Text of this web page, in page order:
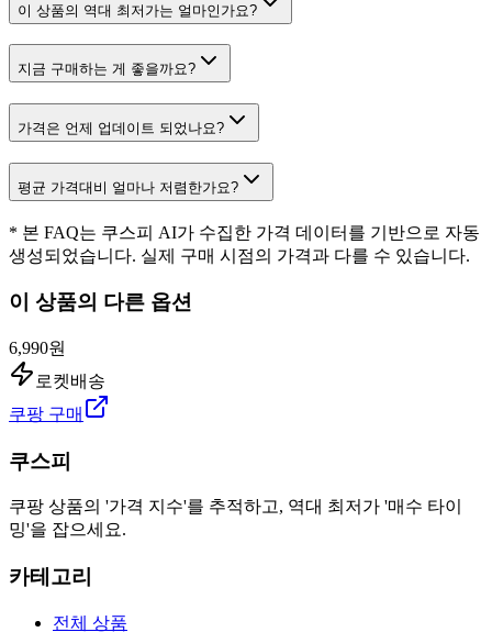
이 상품의 역대 최저가는 얼마인가요?
지금 구매하는 게 좋을까요?
가격은 언제 업데이트 되었나요?
평균 가격대비 얼마나 저렴한가요?
* 본 FAQ는 쿠스피 AI가 수집한 가격 데이터를 기반으로 자동
생성되었습니다. 실제 구매 시점의 가격과 다를 수 있습니다.
이 상품의 다른 옵션
6,990원
로켓배송
쿠팡 구매
쿠스피
쿠팡 상품의 '가격 지수'를 추적하고, 역대 최저가 '매수 타이
밍'을 잡으세요.
카테고리
전체 상품